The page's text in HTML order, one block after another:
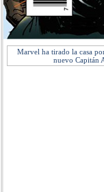
Marvel ha tirado la casa
nuevo Capitán